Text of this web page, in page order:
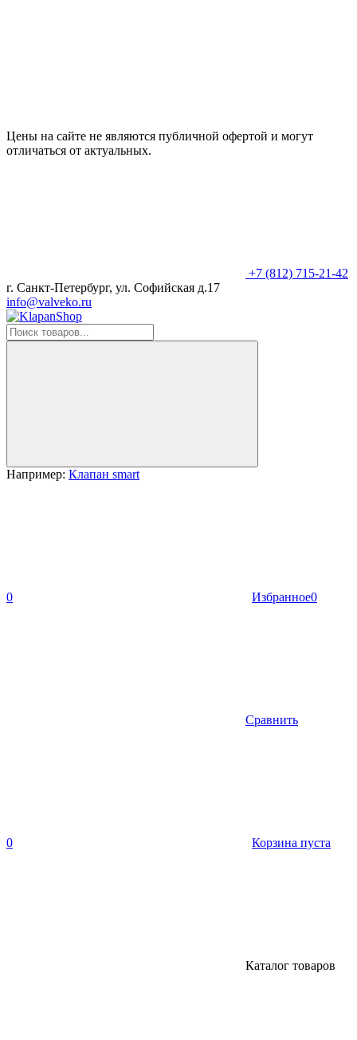
Цены на сайте не являются публичной офертой и могут
отличаться от актуальных.
+7 (812) 715-21-42
г. Санкт-Петербург, ул. Софийская д.17
info@valveko.ru
Например: Клапан smart
0 Избранное0
Сравнить
0 Корзина пуста
Каталог товаров